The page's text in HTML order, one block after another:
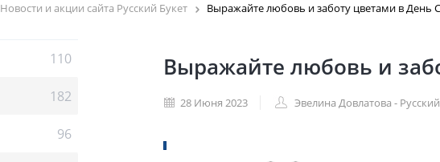
Новости и акции сайта Русский Букет Выражайте любовь и заботу цветами в День
110
182
96
Выражайте любовь и
28 Июня 2023 Эвелина Довлатова -